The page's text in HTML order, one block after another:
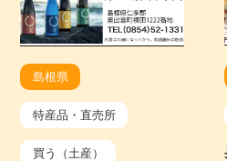
島根県
特産品・直売所
買う（土産）